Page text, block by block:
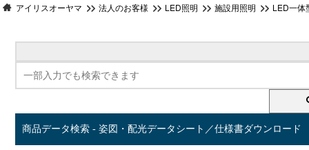
アイリスオーヤマ 法人のお客様 LED照明 施設用照明 LED一体
商品データ検索 - 姿図・配光データシート／仕様書ダウンロード